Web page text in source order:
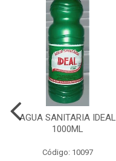
AGUA SANITARIA IDEAL
1000ML
Código: 10097